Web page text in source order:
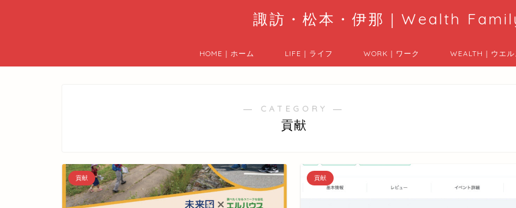
諏訪・松本・伊那｜Wealth
HOME｜ホーム LIFE｜ライフ WORK｜ワーク WEALTH｜ウエル
― CATEGORY ―
貢献
貢献 貢献